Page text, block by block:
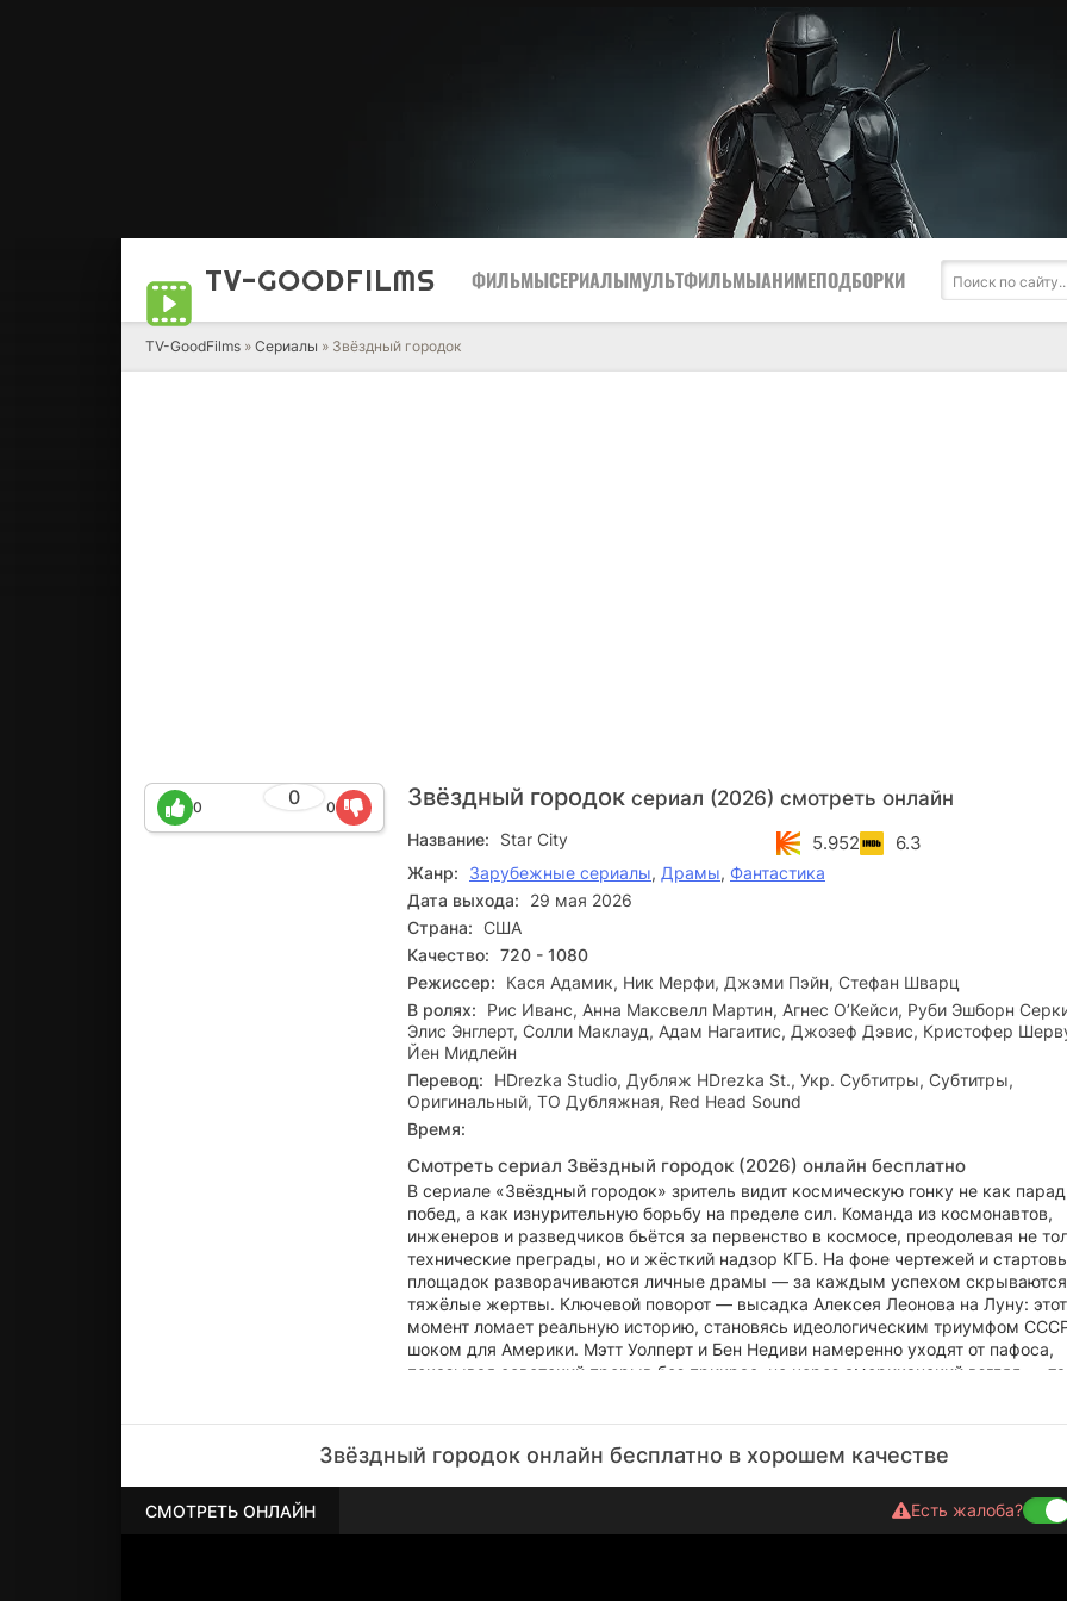
TV-GOODFILMS ФИЛЬМЫСЕРИАЛЫМУЛЬТФИЛЬМЫАНИМЕПОДБОРКИ
TV-GoodFilms » Сериалы » Звёздный городок
Звёздный городок сериал (2026) смотреть онлайн
0
0 0
Название: Star City 5.952 6.3
Жанр: Зарубежные сериалы, Драмы, Фантастика
Дата выхода:
29 мая 2026
Страна: США
Качество: 720 - 1080
Режиссер:
Кася Адамик, Ник Мерфи, Джэми Пэйн, Стефан Шварц
В ролях:
Рис Иванс, Анна Максвелл Мартин, Агнес О’Кейси, Руби Эшборн
Элис Энглерт, Солли Маклауд, Адам Нагаитис, Джозеф Дэвис, Кристофер
Йен Мидлейн
Перевод:
HDrezka Studio, Дубляж HDrezka St., Укр. Субтитры, Субтитры,
Оригинальный, ТО Дубляжная, Red Head Sound
Время:
Смотреть сериал Звёздный городок (2026) онлайн бесплатно
В сериале «Звёздный городок» зритель видит космическую гонку не как парад
побед, а как изнурительную борьбу на пределе сил. Команда из космонавтов,
инженеров и разведчиков бьётся за первенство в космосе, преодолевая не
технические преграды, но и жёсткий надзор КГБ. На фоне чертежей и
площадок разворачиваются личные драмы — за каждым успехом скрываются
тяжёлые жертвы. Ключевой поворот — высадка Алексея Леонова на Луну: этот
момент ломает реальную историю, становясь идеологическим триумфом
шоком для Америки. Мэтт Уолперт и Бен Недиви намеренно уходят от пафоса,
показывая советский прорыв без прикрас, но через американский взгляд —
Звёздный городок онлайн бесплатно в хорошем качестве
СМОТРЕТЬ ОНЛАЙН Есть жалоба?